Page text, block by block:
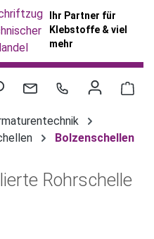
Ihr Partner für
Klebstoffe & viel
mehr
Bolzenschellen
Rohrschelle